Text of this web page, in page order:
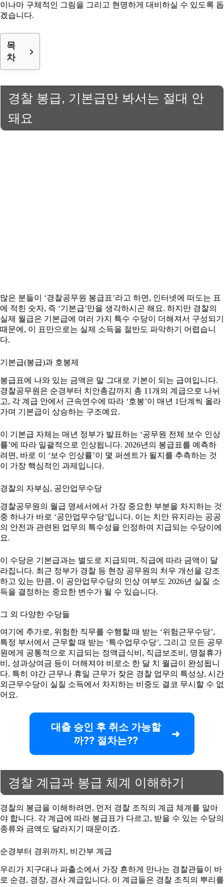
이나마 구체적인 그림을 그리고 현명하게 대비하실 수 있도록 돕
겠습니다.
목
차
경찰 봉급, 기본급만 봐서는 절대 안
돼요
많은 분들이 ‘경찰공무원 봉급표’라고 하면, 인터넷에 떠도는 표
에 적힌 숫자, 즉 ‘기본급’만을 생각하시곤 해요. 하지만 경찰의
실제 월급은 기본급에 여러 가지 특수 수당이 더해져서 구성되기
때문에, 이 표만으로는 실제 소득을 절반도 파악하기 어렵습니
다.
기본급(봉급)과 호봉제
봉급표에 나와 있는 금액은 말 그대로 기본이 되는 급여입니다.
경찰공무원은 순경부터 치안총감까지 총 11개의 계급으로 나뉘
고, 각 계급 안에서 근속연수에 따라 ‘호봉’이 매년 1단계씩 올라
가며 기본급이 상승하는 구조예요.
이 기본급 자체는 매년 정부가 발표하는 ‘공무원 전체 보수 인상
률’에 따라 일괄적으로 인상됩니다. 2026년의 봉급표를 예측하
려면, 바로 이 ‘보수 인상률’이 몇 퍼센트가 될지를 추측하는 것
이 가장 핵심적인 과제입니다.
경찰의 자부심, 공안업무수당
경찰공무원의 월급 명세서에서 가장 중요한 부분을 차지하는 것
중 하나가 바로 ‘공안업무수당’입니다. 이는 치안 유지라는 공공
의 안전과 관련된 업무의 특수성을 인정하여 지급되는 수당이에
요.
이 수당은 기본급과는 별도로 지급되며, 직급에 따라 금액이 달
라집니다. 최근 정부가 경찰 등 현장 공무원의 처우 개선을 강조
하고 있는 만큼, 이 공안업무수당의 인상 여부도 2026년 실질 소
득을 결정하는 중요한 변수가 될 수 있습니다.
그 외 다양한 수당들
여기에 추가로, 위험한 직무를 수행할 때 받는 ‘위험근무수당’,
특정 부서에서 근무할 때 받는 ‘특수업무수당’, 그리고 모든 공무
원에게 공통적으로 지급되는 정액급식비, 직급보조비, 명절휴가
비, 성과상여금 등이 더해져야 비로소 한 달 치 월급이 완성됩니
다. 특히 야간 근무나 휴일 근무가 잦은 경찰 업무의 특성상, 시간
외근무수당이 실질 소득에서 차지하는 비중도 결코 무시할 수 없
어요.
대출 승인 후 취소 가능할
까?? 절차는??
경찰 계급과 봉급 체계 이해하기
경찰의 봉급을 이해하려면, 먼저 경찰 조직의 계급 체계를 알아
야 합니다. 각 계급에 따라 봉급표가 다르고, 받을 수 있는 수당의
종류와 금액도 달라지기 때문이죠.
순경부터 경위까지, 비간부 계급
우리가 지구대나 파출소에서 가장 흔하게 만나는 경찰관들이 바
로 순경, 경장, 경사 계급입니다. 이 계급들은 경찰 조직의 뿌리를